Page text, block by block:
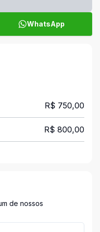
WhatsApp
R$ 750,00
R$ 800,00
de nossos